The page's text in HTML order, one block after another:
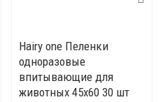
Hairy one Пеленки
одноразовые
впитывающие для
животных 45х60 30 шт